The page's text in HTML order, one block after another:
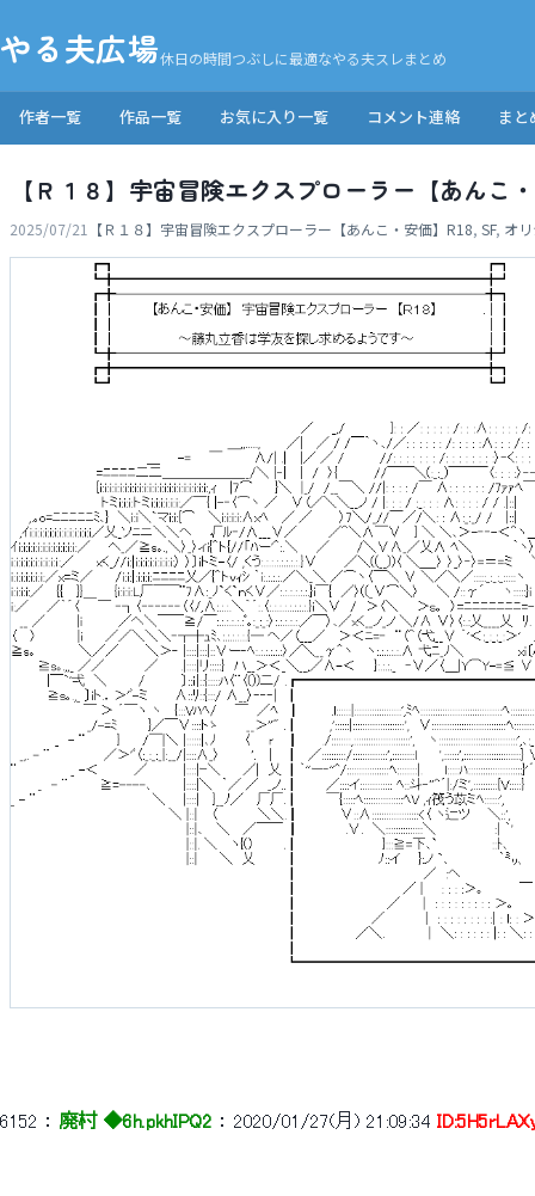
やる夫広場休日の時間つぶしに最適なやる夫スレまとめ
作者一覧 作品一覧 お気に入り一覧 コメント連絡 まと
【Ｒ１８】宇宙冒険エクスプローラー【あん
2025/07/21 【Ｒ１８】宇宙冒険エクスプローラー【あんこ・安価】 R18, SF, オ
6152 ： 廃村 ◆6h.pkhIPQ2 ： 2020/01/27(月) 21:09:34